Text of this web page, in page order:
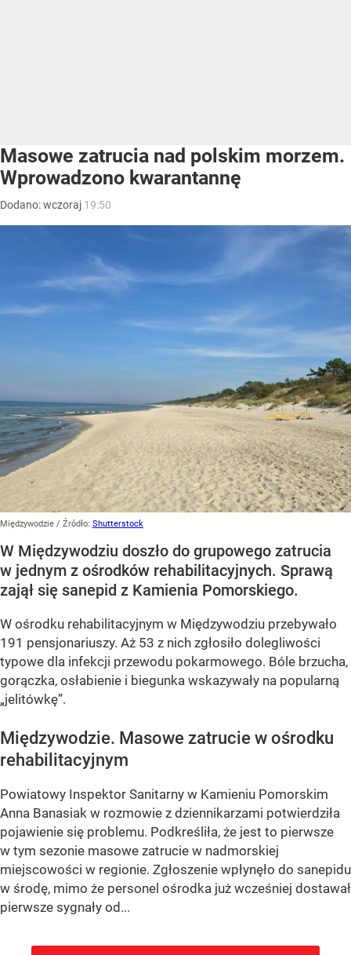
Masowe zatrucia nad polskim morzem.
Wprowadzono kwarantannę
Dodano:wczoraj 19:50
Międzywodzie / Źródło: Shutterstock
W Międzywodziu doszło do grupowego zatrucia
w jednym z ośrodków rehabilitacyjnych. Sprawą
zajął się sanepid z Kamienia Pomorskiego.
W ośrodku rehabilitacyjnym w Międzywodziu przebywało
191 pensjonariuszy. Aż 53 z nich zgłosiło dolegliwości
typowe dla infekcji przewodu pokarmowego. Bóle brzucha,
gorączka, osłabienie i biegunka wskazywały na popularną
„jelitówkę”.
Międzywodzie. Masowe zatrucie w ośrodku
rehabilitacyjnym
Powiatowy Inspektor Sanitarny w Kamieniu Pomorskim
Anna Banasiak w rozmowie z dziennikarzami potwierdziła
pojawienie się problemu. Podkreśliła, że jest to pierwsze
w tym sezonie masowe zatrucie w nadmorskiej
miejscowości w regionie. Zgłoszenie wpłynęło do sanepidu
w środę, mimo że personel ośrodka już wcześniej dostawał
pierwsze sygnały od...